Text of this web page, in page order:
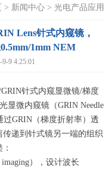
> 新闻中心> 光电产品应用
Lens针式内窥镜，
1mm NEM
9 4:25:01
GRIN针式内窥显微镜/梯度
显微内窥镜（GRIN Needle
过GRIN （梯度折射率）透
递到针式镜另一端的组织
imaging），设计波长